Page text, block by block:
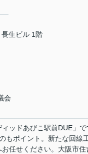
生ビル 1階
会
ッドあびこ駅前DUE」
もポイント。新たな回線
任せください。大阪市